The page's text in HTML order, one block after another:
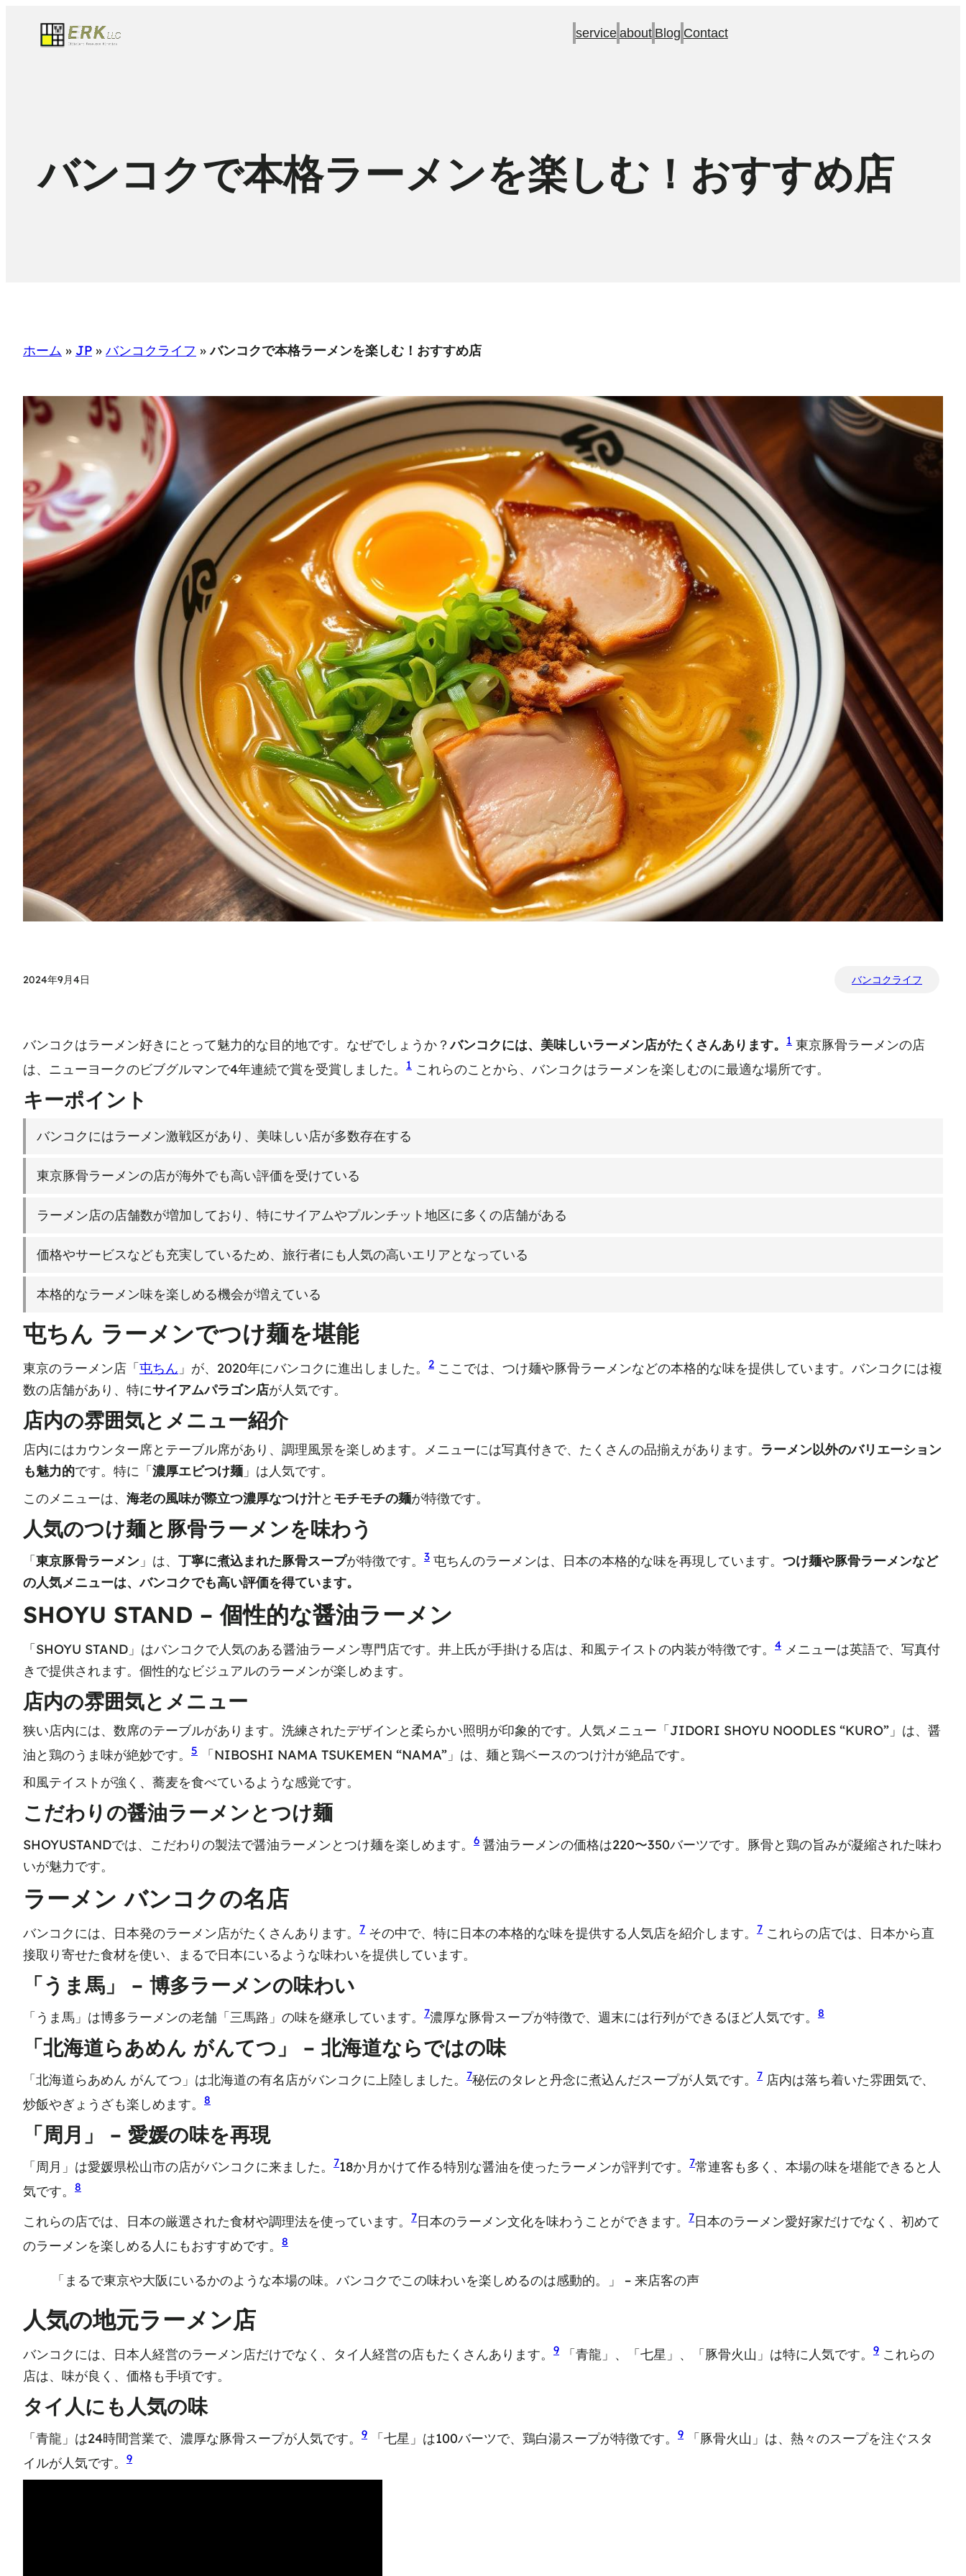
service about Blog Contact
バンコクで本格ラーメンを楽しむ！おすすめ店
ホーム » JP » バンコクライフ »バンコクで本格ラーメンを楽しむ！おすすめ店
2024年9月4日 バンコクライフ
バンコクはラーメン好きにとって魅力的な目的地です。なぜでしょうか？バンコクには、美味しいラーメン店がたくさんあります。 1 東京豚骨ラーメンの店
は、ニューヨークのビブグルマンで4年連続で賞を受賞しました。
1 これらのことから、バンコクはラーメンを楽しむのに最適な場所です。
キーポイント
バンコクにはラーメン激戦区があり、美味しい店が多数存在する
東京豚骨ラーメンの店が海外でも高い評価を受けている
ラーメン店の店舗数が増加しており、特にサイアムやプルンチット地区に多くの店舗がある
価格やサービスなども充実しているため、旅行者にも人気の高いエリアとなっている
本格的なラーメン味を楽しめる機会が増えている
屯ちん ラーメンでつけ麺を堪能
東京のラーメン店「屯ちん 」が、2020年にバンコクに進出しました。 2 ここでは、つけ麺や豚骨ラーメンなどの本格的な味を提供しています。バンコクには複
数の店舗があり、特にサイアムパラゴン店が人気です。
店内の雰囲気とメニュー紹介
店内にはカウンター席とテーブル席があり、調理風景を楽しめます。メニューには写真付きで、たくさんの品揃えがあります。 ラーメン以外のバリエーション
も魅力的です。特に「濃厚エビつけ麺 」は人気です。
このメニューは、 海老の風味が際立つ濃厚なつけ汁と モチモチの麺が特徴です。
人気のつけ麺と豚骨ラーメンを味わう
「東京豚骨ラーメン 」は、 丁寧に煮込まれた豚骨スープが特徴です。 3 屯ちんのラーメンは、日本の本格的な味を再現しています。 つけ麺や豚骨ラーメンなど
の人気メニューは、バンコクでも高い評価を得ています。
SHOYU STAND – 個性的な醤油ラーメン
「SHOYU STAND」はバンコクで人気のある醤油ラーメン専門店です。井上氏が手掛ける店は、和風テイストの内装が特徴です。 4 メニューは英語で、写真付
きで提供されます。個性的なビジュアルのラーメンが楽しめます。
店内の雰囲気とメニュー
狭い店内には、数席のテーブルがあります。洗練されたデザインと柔らかい照明が印象的です。人気メニュー「JIDORI SHOYU NOODLES “KURO”」は、醤
油と鶏のうま味が絶妙です。
5
「NIBOSHI NAMA TSUKEMEN “NAMA”」は、麺と鶏ベースのつけ汁が絶品です。
和風テイストが強く、蕎麦を食べているような感覚です。
こだわりの醤油ラーメンとつけ麺
SHOYUSTANDでは、こだわりの製法で醤油ラーメンとつけ麺を楽しめます。 6 醤油ラーメンの価格は220〜350バーツです。豚骨と鶏の旨みが凝縮された味わ
いが魅力です。
ラーメン バンコクの名店
バンコクには、日本発のラーメン店がたくさんあります。 7 その中で、特に日本の本格的な味を提供する人気店を紹介します。 7 これらの店では、日本から直
接取り寄せた食材を使い、まるで日本にいるような味わいを提供しています。
「うま馬」 – 博多ラーメンの味わい
「うま馬」は博多ラーメンの老舗「三馬路」の味を継承しています。 7濃厚な豚骨スープが特徴で、週末には行列ができるほど人気です。 8
「北海道らあめん がんてつ」 – 北海道ならではの味
「北海道らあめん がんてつ」は北海道の有名店がバンコクに上陸しました。 7秘伝のタレと丹念に煮込んだスープが人気です。 7 店内は落ち着いた雰囲気で、
炒飯やぎょうざも楽しめます。
8
「周月」 – 愛媛の味を再現
「周月」は愛媛県松山市の店がバンコクに来ました。 718か月かけて作る特別な醤油を使ったラーメンが評判です。 7常連客も多く、本場の味を堪能できると人
気です。
8
これらの店では、日本の厳選された食材や調理法を使っています。 7日本のラーメン文化を味わうことができます。 7日本のラーメン愛好家だけでなく、初めて
のラーメンを楽しめる人にもおすすめです。
8
「まるで東京や大阪にいるかのような本場の味。バンコクでこの味わいを楽しめるのは感動的。」 – 来店客の声
人気の地元ラーメン店
バンコクには、日本人経営のラーメン店だけでなく、タイ人経営の店もたくさんあります。 9 「青龍」、「七星」、「豚骨火山」は特に人気です。 9 これらの
店は、味が良く、価格も手頃です。
タイ人にも人気の味
「青龍」は24時間営業で、濃厚な豚骨スープが人気です。 9 「七星」は100バーツで、鶏白湯スープが特徴です。 9
「豚骨火山」は、熱々のスープを注ぐスタ
イルが人気です。
9